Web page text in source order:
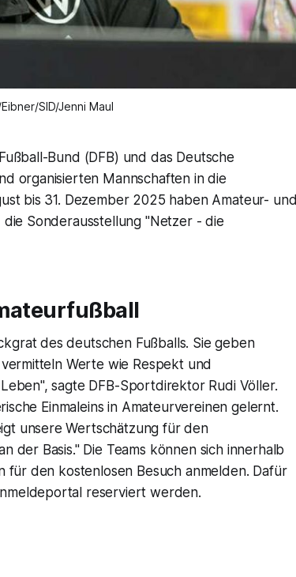
SID/Jenni Maul
Bund (DFB) und das Deutsche
organisierten Mannschaften in die
bis 31. Dezember 2025 haben Amateur- und
Sonderausstellung "Netzer - die
des deutschen Fußballs. Sie geben
Werte wie Respekt und
sagte DFB-Sportdirektor Rudi Völler.
Einmaleins in Amateurvereinen gelernt.
unsere Wertschätzung für den
der Basis." Die Teams können sich innerhalb
für den kostenlosen Besuch anmelden. Dafür
reserviert werden.